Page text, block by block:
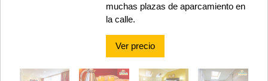
muchas plazas de aparcamiento en
la calle.
Ver precio